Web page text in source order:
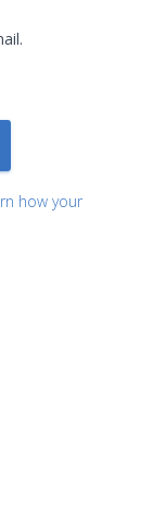
how your